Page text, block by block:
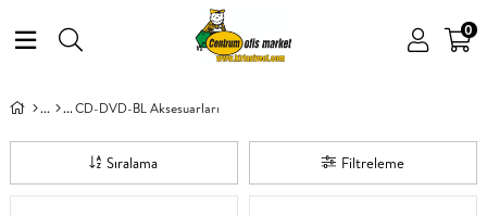
0
CD-DVD-BL Aksesuarları
Filtreleme
Sıralama